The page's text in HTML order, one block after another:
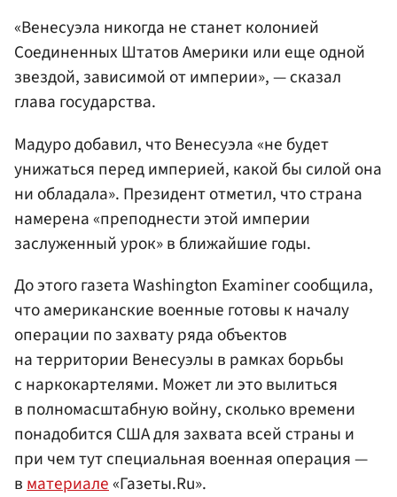
«Венесуэла никогда не станет колонией
Соединенных Штатов Америки или еще одной
звездой, зависимой от империи», — сказал
глава государства.
Мадуро добавил, что Венесуэла «не будет
унижаться перед империей, какой бы силой она
ни обладала». Президент отметил, что страна
намерена «преподнести этой империи
заслуженный урок» в ближайшие годы.
До этого газета Washington Examiner сообщила,
что американские военные готовы к началу
операции по захвату ряда объектов
на территории Венесуэлы в рамках борьбы
с наркокартелями. Может ли это вылиться
в полномасштабную войну, сколько времени
понадобится США для захвата всей страны и
при чем тут специальная военная операция —
вматериале«Газеты.Ru».